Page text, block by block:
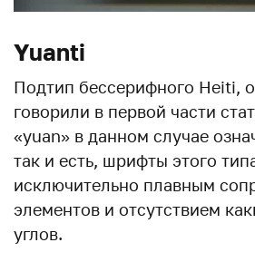
Yuanti
Подтип бессерифного Heiti,
говорили в первой части
«yuan» в данном случае
так и есть, шрифты этого
исключительно плавным
элементов и отсутствием
углов.